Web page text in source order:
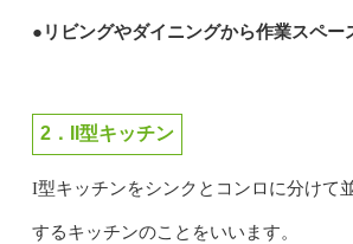
●リビングやダイニングから作業スペー
2．II型キッチン
I型キッチンをシンクとコンロに分けて
するキッチンのことをいいます。